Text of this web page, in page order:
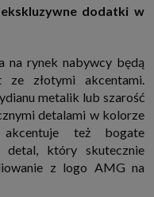
dodatki w
na rynek nabywcy będą
ze złotymi akcentami.
metalik lub szarość
detalami w kolorze
też bogate
detal, który skutecznie
z logo AMG na